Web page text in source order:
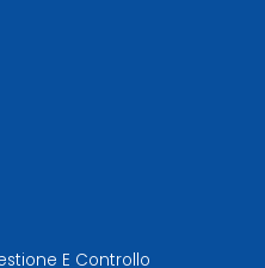
E Controllo